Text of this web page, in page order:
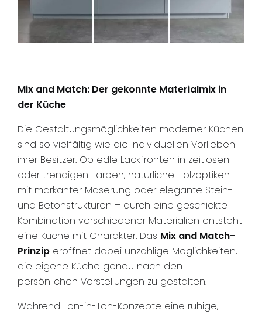
Mix and Match: Der gekonnte Materialmix in
der Küche
Die Gestaltungsmöglichkeiten moderner Küchen
sind so vielfältig wie die individuellen Vorlieben
ihrer Besitzer. Ob edle Lackfronten in zeitlosen
oder trendigen Farben, natürliche Holzoptiken
mit markanter Maserung oder elegante Stein-
und Betonstrukturen – durch eine geschickte
Kombination verschiedener Materialien entsteht
eine Küche mit Charakter. Das Mix and Match-
Prinzip eröffnet dabei unzählige Möglichkeiten,
die eigene Küche genau nach den
persönlichen Vorstellungen zu gestalten.
Während Ton-in-Ton-Konzepte eine ruhige,